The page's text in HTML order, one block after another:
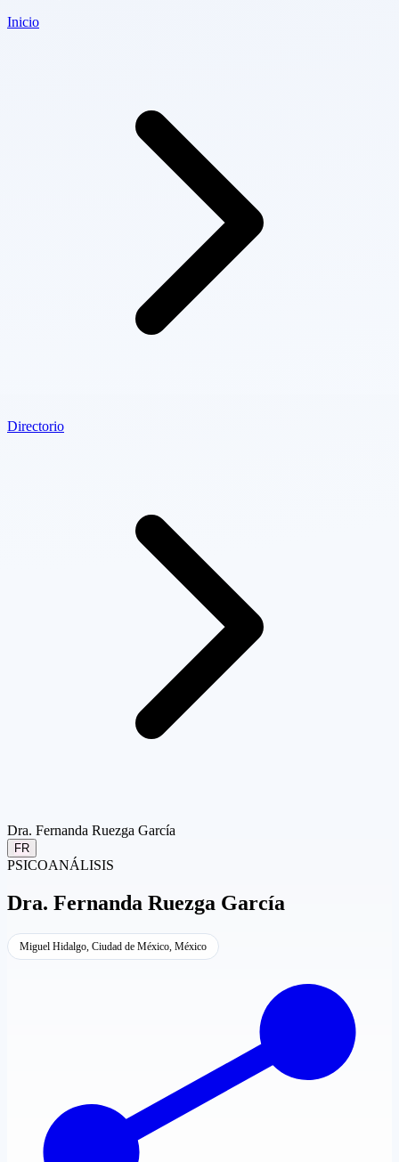
Inicio
Directorio
Dra. Fernanda Ruezga García
FR
PSICOANÁLISIS
Dra. Fernanda Ruezga García
Miguel Hidalgo, Ciudad de México, México